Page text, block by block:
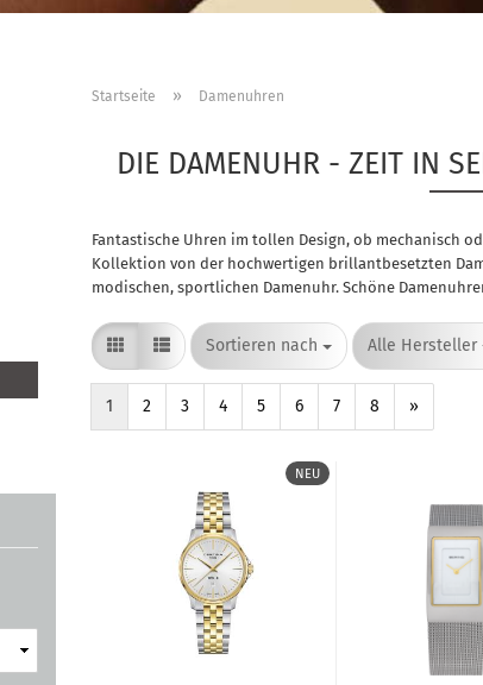
Startseite » Damenuhren
DIE DAMENUHR - ZEIT IN
Fantastische Uhren im tollen Design, ob mechanisch
Kollektion von der hochwertigen brillantbesetzten
modischen, sportlichen Damenuhr. Schöne
Sortieren nach
Sortieren nach Alle Hersteller
pro Seite
1 2 3 4 5 6 7 8 »
NEU